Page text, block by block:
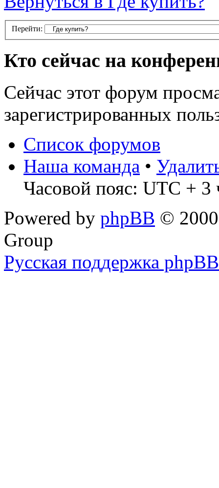
Перейти:
Кто сейчас на
Сейчас этот форум
зарегистрированных
Список форумов
Наша команда •
Часовой пояс: UTC + 3
Powered by phpBB ©
Group
Русская поддержка phpBB